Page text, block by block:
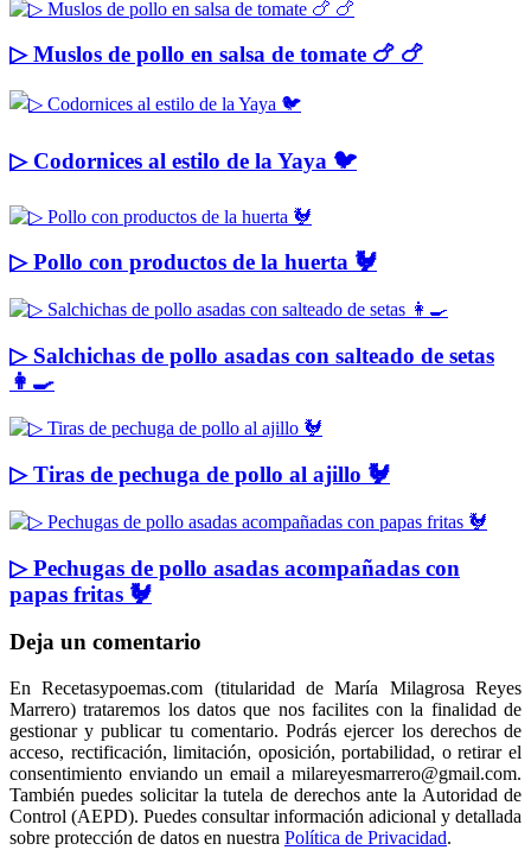
▷ Muslos de pollo en salsa de tomate 🍗 🍗
▷ Codornices al estilo de la Yaya 🐦
▷ Pollo con productos de la huerta 🐓
▷ Salchichas de pollo asadas con salteado de setas
👩‍🍳
▷ Tiras de pechuga de pollo al ajillo 🐓
▷ Pechugas de pollo asadas acompañadas con
papas fritas 🐓
Deja un comentario
En Recetasypoemas.com (titularidad de María Milagrosa Reyes
Marrero) trataremos los datos que nos facilites con la finalidad de
gestionar y publicar tu comentario. Podrás ejercer los derechos de
acceso, rectificación, limitación, oposición, portabilidad, o retirar el
consentimiento enviando un email a milareyesmarrero@gmail.com.
También puedes solicitar la tutela de derechos ante la Autoridad de
Control (AEPD). Puedes consultar información adicional y detallada
sobre protección de datos en nuestra Política de Privacidad.